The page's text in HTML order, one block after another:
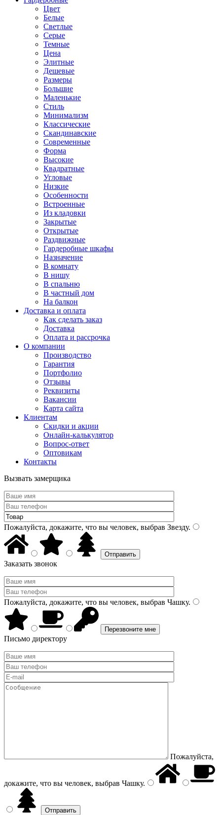
Цвет
Белые
Светлые
Серые
Темные
Цена
Элитные
Дешевые
Размеры
Большие
Маленькие
Стиль
Минимализм
Классические
Скандинавские
Современные
Форма
Высокие
Квадратные
Угловые
Низкие
Особенности
Встроенные
Из кладовки
Закрытые
Открытые
Раздвижные
Гардеробные шкафы
Назначение
В комнату
В нишу
В спальню
В частный дом
На балкон
Доставка и оплата
Как сделать заказ
Доставка
Оплата и рассрочка
О компании
Производство
Гарантия
Портфолио
Отзывы
Реквизиты
Вакансии
Карта сайта
Клиентам
Скидки и акции
Онлайн-калькулятор
Вопрос-ответ
Оптовикам
Контакты
Вызвать замерщика
Пожалуйста, докажите, что вы человек, выбрав Звезду.
Заказать звонок
Пожалуйста, докажите, что вы человек, выбрав Чашку.
Письмо директору
Пожалуйста,
докажите, что вы человек, выбрав Чашку.